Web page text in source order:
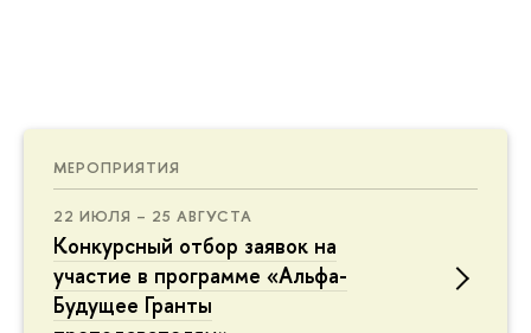
МЕРОПРИЯТИЯ
22 ИЮЛЯ – 25 АВГУСТА
Конкурсный отбор заявок на
участие в программе «Альфа-
Будущее Гранты